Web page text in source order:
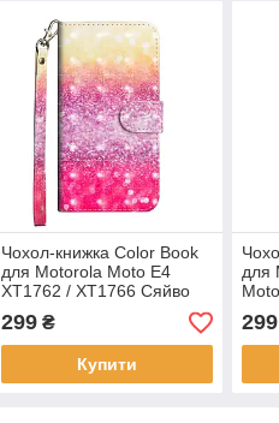
Чохол-книжка Color Book
для Motorola Moto E4
XT1762 / XT1766 Сяйво
299₴
Купити
для
299